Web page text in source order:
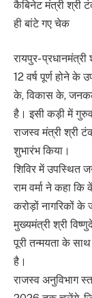
​कैबिनेट मंत्री श्री
ही बांटे गए चेक
​रायपुर-
12 वर्ष पूर्ण होने के
के, विकास के,
है। इसी कड़ी में
राजस्व मंत्री श्री
शुभारंभ किया।
शिविर में उपस्थित
राम वर्मा ने कहा
करोड़ों नागरिकों के
मुख्यमंत्री श्री
पूरी तन्मयता के
है।
​राजस्व अनुविभाग